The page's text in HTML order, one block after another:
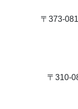
〒373-
〒310-